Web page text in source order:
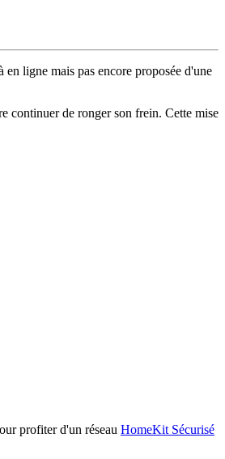
en ligne mais pas encore proposée d'une
continuer de ronger son frein. Cette mise
profiter d'un réseau HomeKit Sécurisé